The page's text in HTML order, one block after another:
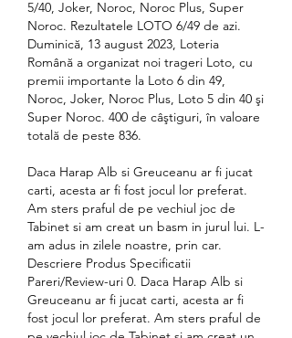
5/40, Joker, Noroc, Noroc Plus, Super
Noroc. Rezultatele LOTO 6/49 de azi.
Duminică, 13 august 2023, Loteria
Română a organizat noi trageri Loto, cu
premii importante la Loto 6 din 49,
Noroc, Joker, Noroc Plus, Loto 5 din 40 şi
Super Noroc. 400 de câştiguri, în valoare
totală de peste 836.
Daca Harap Alb si Greuceanu ar fi jucat
carti, acesta ar fi fost jocul lor preferat.
Am sters praful de pe vechiul joc de
Tabinet si am creat un basm in jurul lui. L-
am adus in zilele noastre, prin car.
Descriere Produs Specificatii
Pareri/Review-uri 0. Daca Harap Alb si
Greuceanu ar fi jucat carti, acesta ar fi
fost jocul lor preferat. Am sters praful de